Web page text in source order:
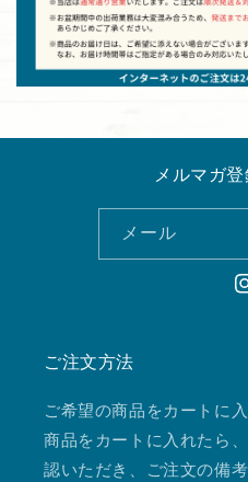
メルマガ
メール
ご注文方法
ご希望の商品をカートに
商品をカートに入れたら
認いただき、ご注文の備